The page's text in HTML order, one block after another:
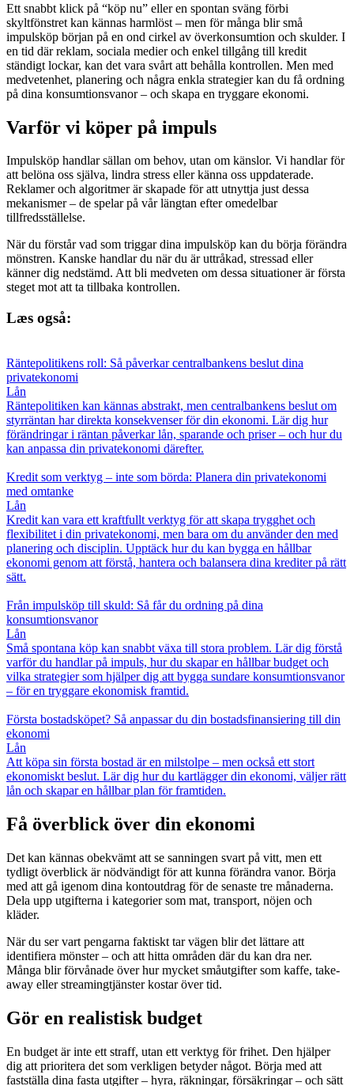
Ett snabbt klick på “köp nu” eller en spontan sväng förbi
skyltfönstret kan kännas harmlöst – men för många blir små
impulsköp början på en ond cirkel av överkonsumtion och skulder. I
en tid där reklam, sociala medier och enkel tillgång till kredit
ständigt lockar, kan det vara svårt att behålla kontrollen. Men med
medvetenhet, planering och några enkla strategier kan du få ordning
på dina konsumtionsvanor – och skapa en tryggare ekonomi.
Varför vi köper på impuls
Impulsköp handlar sällan om behov, utan om känslor. Vi handlar för
att belöna oss själva, lindra stress eller känna oss uppdaterade.
Reklamer och algoritmer är skapade för att utnyttja just dessa
mekanismer – de spelar på vår längtan efter omedelbar
tillfredsställelse.
När du förstår vad som triggar dina impulsköp kan du börja förändra
mönstren. Kanske handlar du när du är uttråkad, stressad eller
känner dig nedstämd. Att bli medveten om dessa situationer är första
steget mot att ta tillbaka kontrollen.
Læs også:
Räntepolitikens roll: Så påverkar centralbankens beslut dina
privatekonomi
Lån
Räntepolitiken kan kännas abstrakt, men centralbankens beslut om
styrräntan har direkta konsekvenser för din ekonomi. Lär dig hur
förändringar i räntan påverkar lån, sparande och priser – och hur du
kan anpassa din privatekonomi därefter.
Kredit som verktyg – inte som börda: Planera din privatekonomi
med omtanke
Lån
Kredit kan vara ett kraftfullt verktyg för att skapa trygghet och
flexibilitet i din privatekonomi, men bara om du använder den med
planering och disciplin. Upptäck hur du kan bygga en hållbar
ekonomi genom att förstå, hantera och balansera dina krediter på rätt
sätt.
Från impulsköp till skuld: Så får du ordning på dina
konsumtionsvanor
Lån
Små spontana köp kan snabbt växa till stora problem. Lär dig förstå
varför du handlar på impuls, hur du skapar en hållbar budget och
vilka strategier som hjälper dig att bygga sundare konsumtionsvanor
– för en tryggare ekonomisk framtid.
Första bostadsköpet? Så anpassar du din bostadsfinansiering till din
ekonomi
Lån
Att köpa sin första bostad är en milstolpe – men också ett stort
ekonomiskt beslut. Lär dig hur du kartlägger din ekonomi, väljer rätt
lån och skapar en hållbar plan för framtiden.
Få överblick över din ekonomi
Det kan kännas obekvämt att se sanningen svart på vitt, men ett
tydligt överblick är nödvändigt för att kunna förändra vanor. Börja
med att gå igenom dina kontoutdrag för de senaste tre månaderna.
Dela upp utgifterna i kategorier som mat, transport, nöjen och
kläder.
När du ser vart pengarna faktiskt tar vägen blir det lättare att
identifiera mönster – och att hitta områden där du kan dra ner.
Många blir förvånade över hur mycket småutgifter som kaffe, take-
away eller streamingtjänster kostar över tid.
Gör en realistisk budget
En budget är inte ett straff, utan ett verktyg för frihet. Den hjälper
dig att prioritera det som verkligen betyder något. Börja med att
fastställa dina fasta utgifter – hyra, räkningar, försäkringar – och sätt